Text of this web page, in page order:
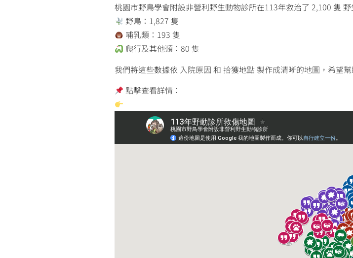
桃園市野鳥學會附設非營利野生動物診所在113年救治了 2,100 隻 野
野鳥：1,827 隻
哺乳類：193 隻
爬行及其他類：80 隻
我們將這些數據依 入院原因 和 拾獲地點 製作成清晰的地圖，希望
點擊查看詳情：